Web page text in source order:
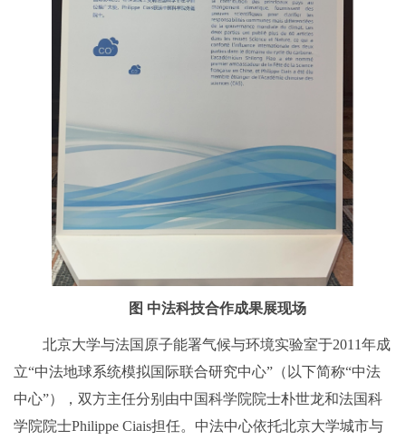
图 中法科技合作成果展现场
北京大学与法国原子能署气候与环境实验室于2011年成
立“中法地球系统模拟国际联合研究中心”（以下简称“中法
中心”），双方主任分别由中国科学院院士朴世龙和法国科
学院院士Philippe Ciais担任。中法中心依托北京大学城市与